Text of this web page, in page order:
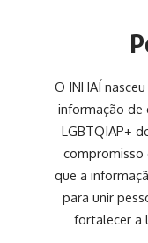
O INHAÍ
informação de
LGBTQIAP+
compromisso
que a
para unir
fortalecer a